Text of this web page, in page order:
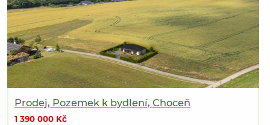
Prodej, Pozemek k bydlení, Choceň
1 390 000 Kč